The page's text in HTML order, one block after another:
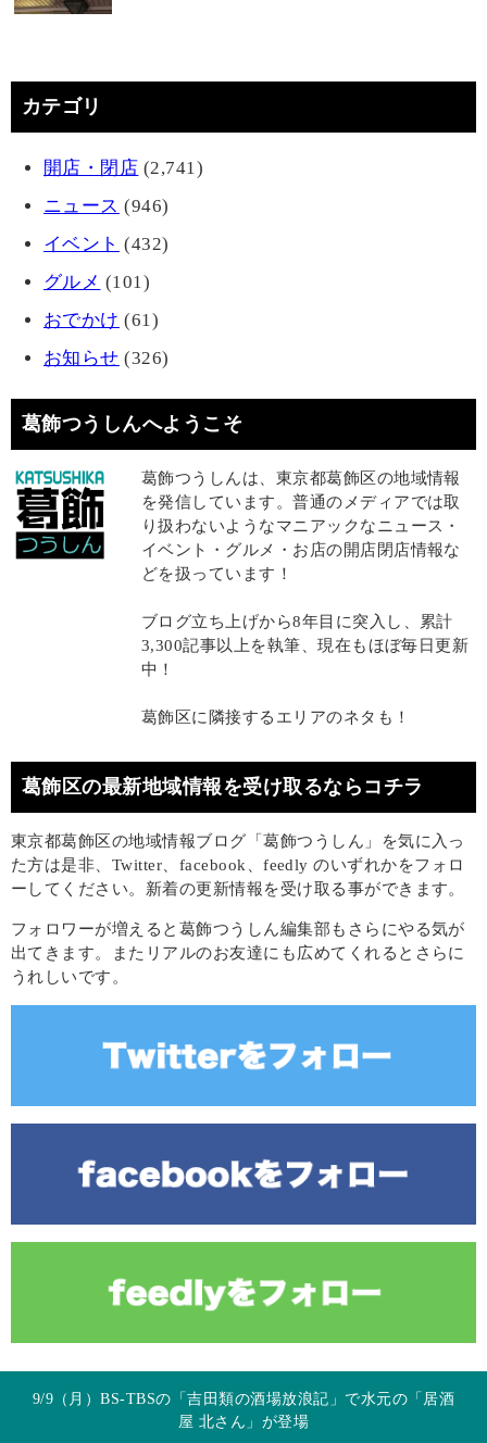
カテゴリ
開店・閉店 (2,741)
ニュース (946)
イベント (432)
グルメ (101)
おでかけ (61)
お知らせ (326)
葛飾つうしんへようこそ
葛飾つうしんは、東京都葛飾区の地域情報
を発信しています。普通のメディアでは取
り扱わないようなマニアックなニュース・
イベント・グルメ・お店の開店閉店情報な
どを扱っています！
ブログ立ち上げから8年目に突入し、累計
3,300記事以上を執筆、現在もほぼ毎日更新
中！
葛飾区に隣接するエリアのネタも！
葛飾区の最新地域情報を受け取るならコチラ
東京都葛飾区の地域情報ブログ「葛飾つうしん」を気に入っ
た方は是非、Twitter、facebook、feedly のいずれかをフォロ
ーしてください。新着の更新情報を受け取る事ができます。
フォロワーが増えると葛飾つうしん編集部もさらにやる気が
出てきます。またリアルのお友達にも広めてくれるとさらに
うれしいです。
9/9（月）BS-TBSの「吉田類の酒場放浪記」で水元の「居酒
屋 北さん」が登場